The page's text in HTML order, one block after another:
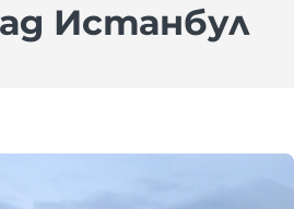
Истанбул